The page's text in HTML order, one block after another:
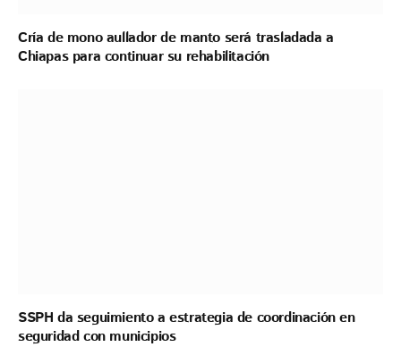
Cría de mono aullador de manto será trasladada a
Chiapas para continuar su rehabilitación
SSPH da seguimiento a estrategia de coordinación en
seguridad con municipios